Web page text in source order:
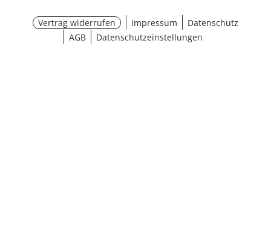
Vertrag widerrufen Impressum
Datenschutz
AGB
Datenschutzeinstellungen